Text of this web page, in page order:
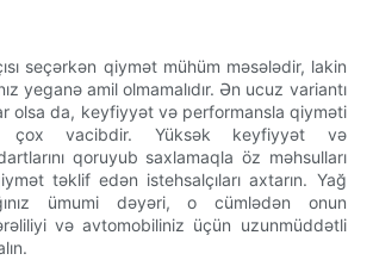
seçərkən qiymət mühüm məsələdir, lakin
yeganə amil olmamalıdır. Ən ucuz variantı
olsa da, keyfiyyət və performansla qiyməti
çox vacibdir. Yüksək keyfiyyət və
qoruyub saxlamaqla öz məhsulları
təklif edən istehsalçıları axtarın. Yağ
ümumi dəyəri, o cümlədən onun
və avtomobiliniz üçün uzunmüddətli